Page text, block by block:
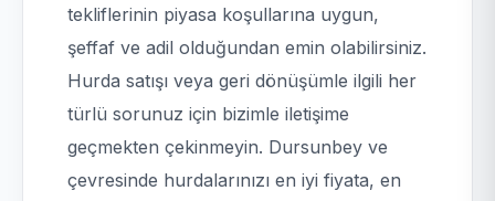
tekliflerinin piyasa koşullarına uygun,
şeffaf ve adil olduğundan emin olabilirsiniz.
Hurda satışı veya geri dönüşümle ilgili her
türlü sorunuz için bizimle iletişime
geçmekten çekinmeyin. Dursunbey ve
çevresinde hurdalarınızı en iyi fiyata, en